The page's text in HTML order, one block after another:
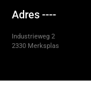
Adres ----
Industrieweg 2
2330 Merksplas